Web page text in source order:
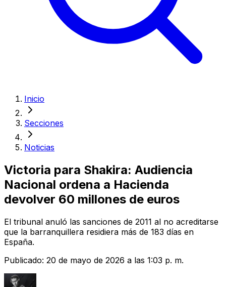
Inicio
Secciones
Noticias
Victoria para Shakira: Audiencia
Nacional ordena a Hacienda
devolver 60 millones de euros
El tribunal anuló las sanciones de 2011 al no acreditarse
que la barranquillera residiera más de 183 días en
España.
Publicado: 20 de mayo de 2026 a las 1:03 p. m.